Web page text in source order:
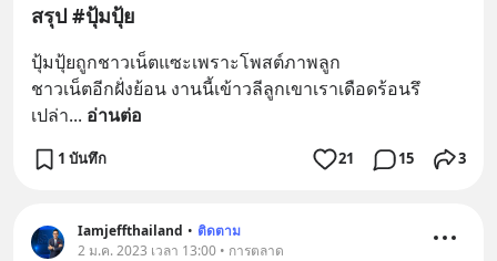
สรุป #ปุ้มปุ้ย
ปุ้มปุ้ยถูกชาวเน็ตแซะเพราะโพสต์ภาพลูก
ชาวเน็ตอีกฝั่งย้อน งานนี้เข้าวลีลูกเขาเราเดือดร้อนรึ
เปล่า... อ่านต่อ
1 บันทึก 21 15 3
Iamjeffthailand • ติดตาม
2 ม.ค. 2023 เวลา 13:00 • การตลาด